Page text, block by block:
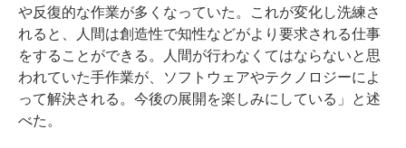
や反復的な作業が多くなっていた。これが変化し洗練さ
れると、人間は創造性で知性などがより要求される仕事
をすることができる。人間が行わなくてはならないと思
われていた手作業が、ソフトウェアやテクノロジーによ
って解決される。今後の展開を楽しみにしている」と述
べた。